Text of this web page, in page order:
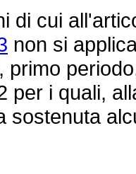
cui
non si
primo
per i quali,
sostenuta